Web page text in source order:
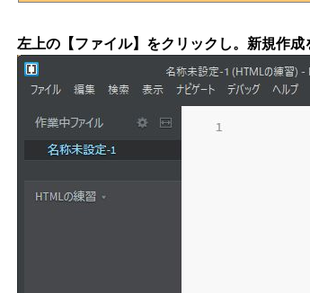
左上の【ファイル】をクリックし。新規作成